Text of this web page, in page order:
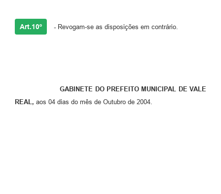
Art.10º -Revogam-se as disposições em contrário.
GABINETE DO PREFEITO MUNICIPAL DE VALE
REAL, aos 04 dias do mês de Outubro de 2004.